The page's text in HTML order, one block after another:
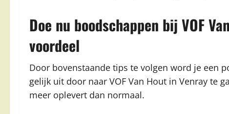
Doe nu boodschappen bij VOF
voordeel
Door bovenstaande tips te volgen word je een
gelijk uit door naar VOF Van Hout in Venray te
meer oplevert dan normaal.